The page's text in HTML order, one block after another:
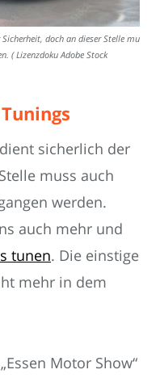
doch an dieser Stelle muss
( Lizenzdoku Adobe Stock
sicherlich der
muss auch
werden.
auch mehr und
tunen. Die einstige
mehr in dem
Motor Show“